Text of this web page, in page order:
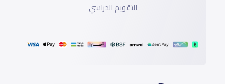
التقويم الدراسي